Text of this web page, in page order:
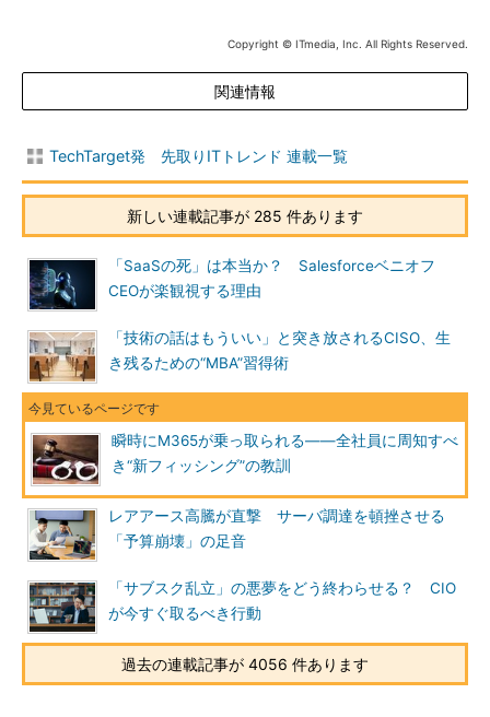
Copyright © ITmedia, Inc. All Rights Reserved.
関連情報
TechTarget発 先取りITトレンド 連載一覧
新しい連載記事が 285 件あります
「SaaSの死」は本当か？ Salesforceベニオフ
CEOが楽観視する理由
「技術の話はもういい」と突き放されるCISO、生
き残るための“MBA”習得術
瞬時にM365が乗っ取られる――全社員に周知すべ
き“新フィッシング”の教訓
レアアース高騰が直撃 サーバ調達を頓挫させる
「予算崩壊」の足音
「サブスク乱立」の悪夢をどう終わらせる？ CIO
が今すぐ取るべき行動
過去の連載記事が 4056 件あります